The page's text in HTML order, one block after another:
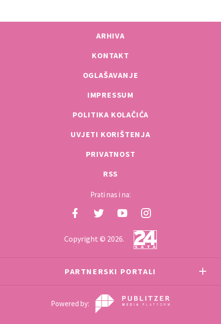
ARHIVA
KONTAKT
OGLAŠAVANJE
IMPRESSUM
POLITIKA KOLAČIĆA
UVJETI KORIŠTENJA
PRIVATNOST
RSS
Prati nas i na:
Copyright © 2026.
PARTNERSKI PORTALI
Powered by: